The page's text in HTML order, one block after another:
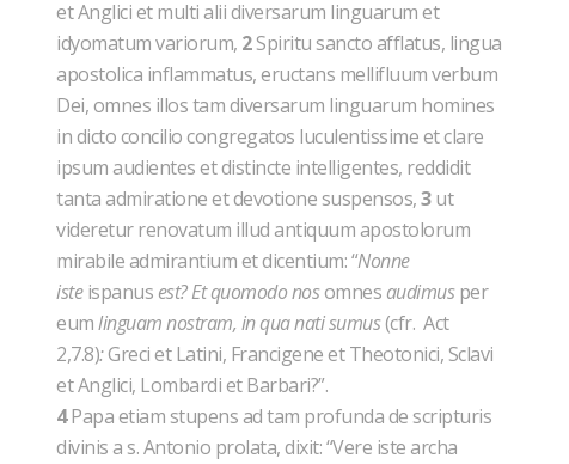
et Anglici et multi alii diversarum linguarum et
idyomatum variorum, 2Spiritu sancto afflatus, lingua
apostolica inflammatus, eructans mellifluum verbum
Dei, omnes illos tam diversarum linguarum homines
in dicto concilio congregatos luculentissime et clare
ipsum audientes et distincte intelligentes, reddidit
tanta admiratione et devotione suspensos,3ut
videretur renovatum illud antiquum apostolorum
mirabile admirantium et dicentium: “Nonne
isteispanus est? Et quomodo nosomnes audimusper
eumlinguam nostram, in qua nati sumus(cfr. Act
2,7.8):Greci et Latini, Francigene et Theotonici, Sclavi
et Anglici, Lombardi et Barbari?”.
4Papa etiam stupens ad tam profunda de scripturis
divinis a s. Antonio prolata, dixit: “Vere iste archa